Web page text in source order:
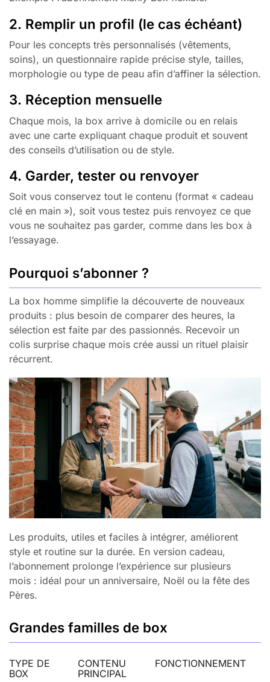
2. Remplir un profil (le cas échéant)
Pour les concepts très personnalisés (vêtements,
soins), un questionnaire rapide précise style, tailles,
morphologie ou type de peau afin d’affiner la sélection.
3. Réception mensuelle
Chaque mois, la box arrive à domicile ou en relais
avec une carte expliquant chaque produit et souvent
des conseils d’utilisation ou de style.
4. Garder, tester ou renvoyer
Soit vous conservez tout le contenu (format « cadeau
clé en main »), soit vous testez puis renvoyez ce que
vous ne souhaitez pas garder, comme dans les box à
l’essayage.
Pourquoi s’abonner ?
La box homme simplifie la découverte de nouveaux
produits : plus besoin de comparer des heures, la
sélection est faite par des passionnés. Recevoir un
colis surprise chaque mois crée aussi un rituel plaisir
récurrent.
Les produits, utiles et faciles à intégrer, améliorent
style et routine sur la durée. En version cadeau,
l’abonnement prolonge l’expérience sur plusieurs
mois : idéal pour un anniversaire, Noël ou la fête des
Pères.
Grandes familles de box
TYPE DE
BOX
CONTENU
PRINCIPAL
FONCTIONNEMENT